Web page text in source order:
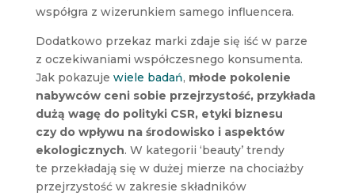
współgra z wizerunkiem samego influencera.
Dodatkowo przekaz marki zdaje się iść w parze
z oczekiwaniami współczesnego konsumenta.
Jak pokazuje wiele badań, młode pokolenie
nabywców ceni sobie przejrzystość, przykłada
dużą wagę do polityki CSR, etyki biznesu
czy do wpływu na środowisko i aspektów
ekologicznych. W kategorii ‘beauty’ trendy
te przekładają się w dużej mierze na chociażby
przejrzystość w zakresie składników